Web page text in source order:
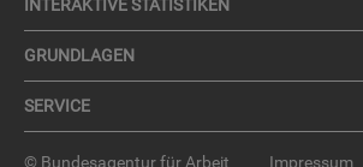
IN­TER­AK­TI­VE STA­TIS­TI­KEN
GRUND­LA­GEN
SER­VICE
© Bundesagentur für Arbeit Impressum